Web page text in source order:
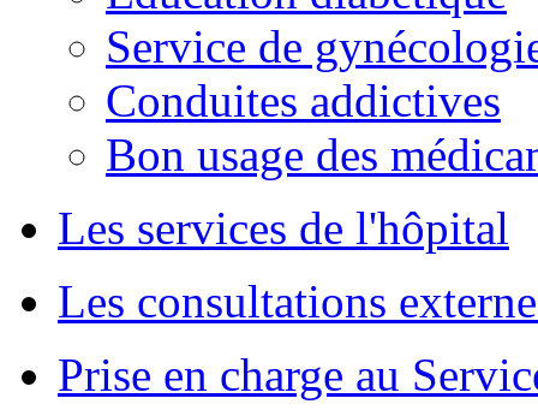
Service de
Conduites addictives
Bon usage des
Les services de l'hôpital
Les consultations
Prise en charge au